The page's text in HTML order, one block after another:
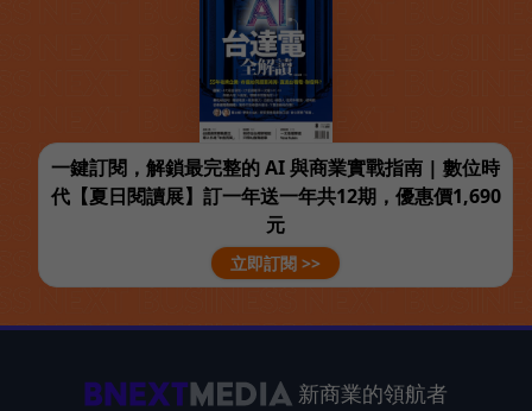
一鍵訂閱，解鎖最完整的 AI 與商業實戰指南 | 數位時
代【夏日閱讀展】訂一年送一年共12期，優惠價1,690
元
立即訂閱 >>
新商業的領航者